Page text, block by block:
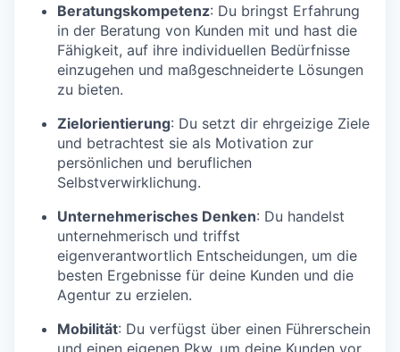
Beratungskompetenz: Du bringst Erfahrung
in der Beratung von Kunden mit und hast die
Fähigkeit, auf ihre individuellen Bedürfnisse
einzugehen und maßgeschneiderte Lösungen
zu bieten.
Zielorientierung: Du setzt dir ehrgeizige Ziele
und betrachtest sie als Motivation zur
persönlichen und beruflichen
Selbstverwirklichung.
Unternehmerisches Denken: Du handelst
unternehmerisch und triffst
eigenverantwortlich Entscheidungen, um die
besten Ergebnisse für deine Kunden und die
Agentur zu erzielen.
Mobilität: Du verfügst über einen Führerschein
und einen eigenen Pkw, um deine Kunden vor